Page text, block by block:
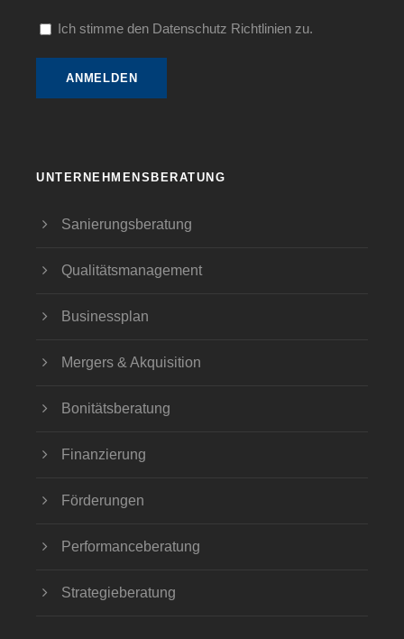
Ich stimme den Datenschutz Richtlinien zu.
UNTERNEHMENSBERATUNG
Sanierungsberatung
Qualitätsmanagement
Businessplan
Mergers & Akquisition
Bonitätsberatung
Finanzierung
Förderungen
Performanceberatung
Strategieberatung